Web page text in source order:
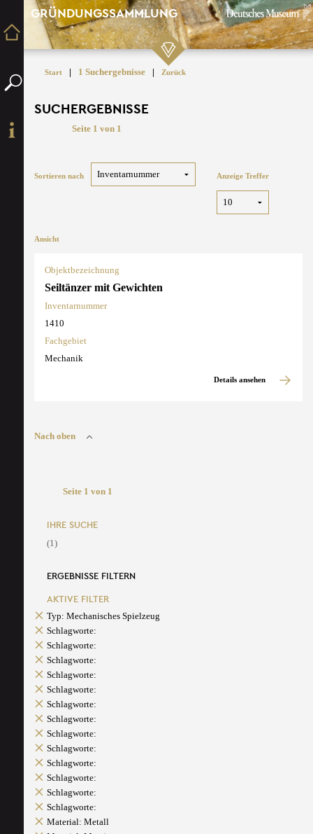
GRÜNDUNGSSAMMLUNG
Start | 1 Suchergebnisse | Zurück
SUCHERGEBNISSE
Seite 1 von 1
Sortieren nach Anzeige Treffer
Ansicht
Objektbezeichnung
Seiltänzer mit Gewichten
Inventarnummer
1410
Fachgebiet
Mechanik
Details ansehen
Nach oben
Seite 1 von 1
IHRE SUCHE
(1)
ERGEBNISSE FILTERN
AKTIVE FILTER
Typ: Mechanisches Spielzeug
Schlagworte:
Schlagworte:
Schlagworte:
Schlagworte:
Schlagworte:
Schlagworte:
Schlagworte:
Schlagworte:
Schlagworte:
Schlagworte:
Schlagworte:
Schlagworte:
Schlagworte:
Material: Metall